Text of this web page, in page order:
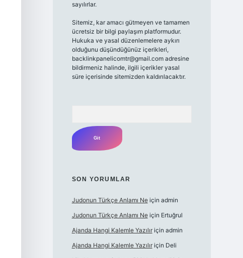
sayılırlar.
Sitemiz, kar amacı gütmeyen ve tamamen
ücretsiz bir bilgi paylaşım platformudur.
Hukuka ve yasal düzenlemelere aykırı
olduğunu düşündüğünüz içerikleri,
backlinkpanelicomtr@gmail.comadresine
bildirmeniz halinde, ilgili içerikler yasal
süre içerisinde sitemizden kaldırılacaktır.
SON YORUMLAR
Judonun Türkçe Anlamı Neiçin admin
Judonun Türkçe Anlamı Neiçin Ertuğrul
Ajanda Hangi Kalemle Yazılıriçin admin
Ajanda Hangi Kalemle Yazılıriçin Deli